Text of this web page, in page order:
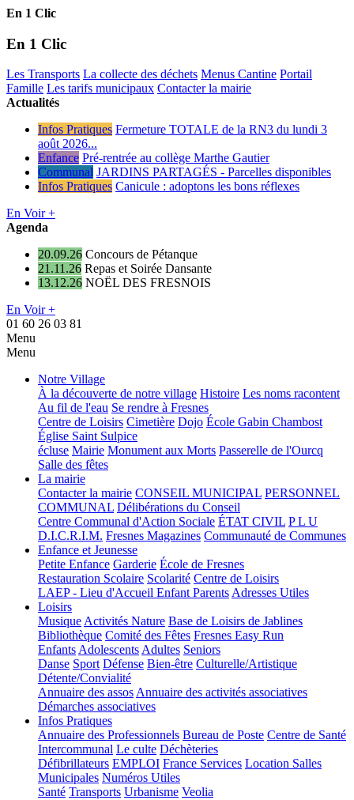
En 1 Clic
En 1 Clic
Les Transports La collecte des déchets Menus Cantine Portail
Famille Les tarifs municipaux Contacter la mairie
Actualités
Infos Pratiques Fermeture TOTALE de la RN3 du lundi 3
août 2026...
Enfance Pré-rentrée au collège Marthe Gautier
Communal JARDINS PARTAGÉS - Parcelles disponibles
Infos Pratiques Canicule : adoptons les bons réflexes
En Voir +
Agenda
20.09.26 Concours de Pétanque
21.11.26 Repas et Soirée Dansante
13.12.26 NOËL DES FRESNOIS
En Voir +
01 60 26 03 81
Menu
Menu
Notre Village
À la découverte de notre village Histoire Les noms racontent
Au fil de l'eau Se rendre à Fresnes
Centre de Loisirs Cimetière Dojo École Gabin Chambost
Église Saint Sulpice
écluse Mairie Monument aux Morts Passerelle de l'Ourcq
Salle des fêtes
La mairie
Contacter la mairie CONSEIL MUNICIPAL PERSONNEL
COMMUNAL Délibérations du Conseil
Centre Communal d'Action Sociale ÉTAT CIVIL P L U
D.I.C.R.I.M. Fresnes Magazines Communauté de Communes
Enfance et Jeunesse
Petite Enfance Garderie École de Fresnes
Restauration Scolaire Scolarité Centre de Loisirs
LAEP - Lieu d'Accueil Enfant ParentsAdresses Utiles
Loisirs
MusiqueActivités Nature Base de Loisirs de Jablines
Bibliothèque Comité des Fêtes Fresnes Easy Run
EnfantsAdolescentsAdultes Seniors
Danse Sport Défense Bien-être Culturelle/Artistique
Détente/Convialité
Annuaire des assosAnnuaire des activités associatives
Démarches associatives
Infos Pratiques
Annuaire des Professionnels Bureau de Poste Centre de Santé
Intercommunal Le culte Déchèteries
Défibrillateurs EMPLOI France Services Location Salles
Municipales Numéros Utiles
Santé Transports Urbanisme Veolia